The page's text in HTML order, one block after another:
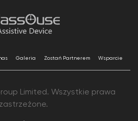
Galeria Zostań Partnerem Wsparcie
Limited. Wszystkie prawa
zastrzeżone.